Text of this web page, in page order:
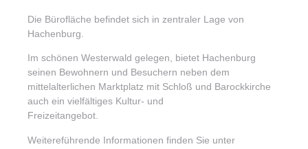
Die Bürofläche befindet sich in zentraler Lage von
Hachenburg.
Im schönen Westerwald gelegen, bietet Hachenburg
seinen Bewohnern und Besuchern neben dem
mittelalterlichen Marktplatz mit Schloß und Barockkirche
auch ein vielfältiges Kultur- und
Freizeitangebot.
Weitereführende Informationen finden Sie unter